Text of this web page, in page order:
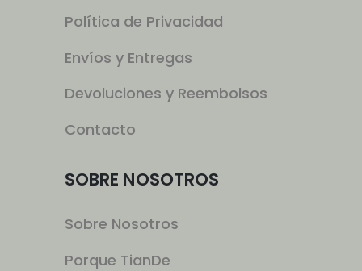
Política de Privacidad
Envíos y Entregas
Devoluciones y Reembolsos
Contacto
SOBRE NOSOTROS
Sobre Nosotros
Porque TianDe